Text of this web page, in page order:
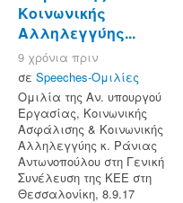
Κοινωνικής
Αλληλεγγύης...
9 χρόνια πριν
σε Speeches-Ομιλίες
Ομιλία της Αν. υπουργού
Εργασίας, Κοινωνικής
Ασφάλισης & Κοινωνικής
Αλληλεγγύης κ. Ράνιας
Αντωνοπούλου στη Γενική
Συνέλευση της ΚΕΕ στη
Θεσσαλονίκη, 8.9.17